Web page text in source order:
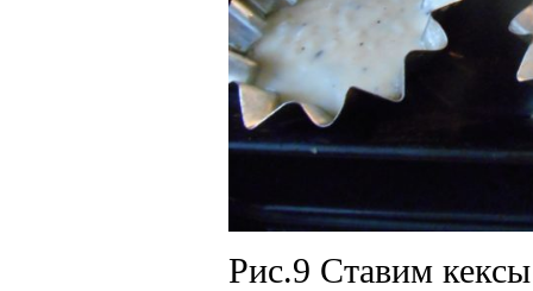
Рис.9 Ставим